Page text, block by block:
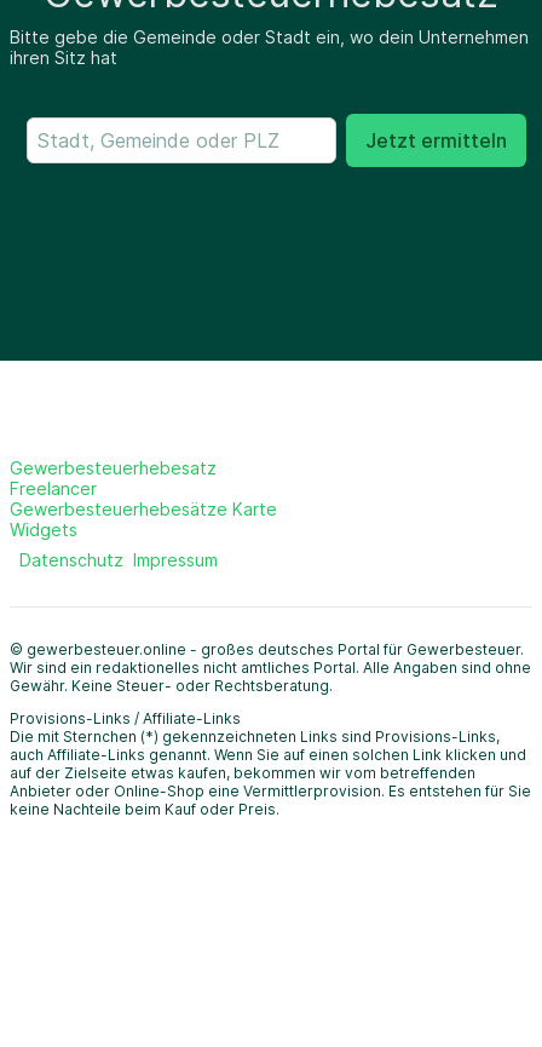
Bitte gebe die Gemeinde oder Stadt ein, wo dein Unternehmen
ihren Sitz hat
Jetzt ermitteln
Gewerbesteuerhebesatz
Freelancer
Gewerbesteuerhebesätze Karte
Widgets
Datenschutz Impressum
© gewerbesteuer.online - großes deutsches Portal für Gewerbesteuer.
Wir sind ein redaktionelles nicht amtliches Portal. Alle Angaben sind ohne
Gewähr. Keine Steuer- oder Rechtsberatung.
Provisions-Links / Affiliate-Links
Die mit Sternchen (*) gekennzeichneten Links sind Provisions-Links,
auch Affiliate-Links genannt. Wenn Sie auf einen solchen Link klicken und
auf der Zielseite etwas kaufen, bekommen wir vom betreffenden
Anbieter oder Online-Shop eine Vermittlerprovision. Es entstehen für Sie
keine Nachteile beim Kauf oder Preis.